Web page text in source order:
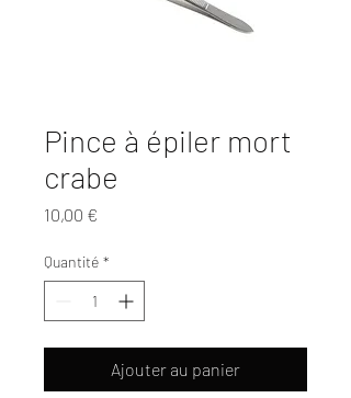
Pince à épiler mort
crabe
10,00 €
Quantité *
Ajouter au panier